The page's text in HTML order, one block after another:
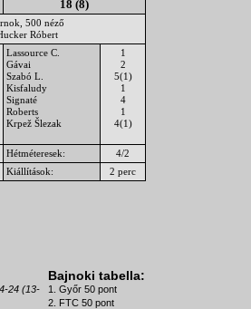
18 (8)
500 néző
Róbert
Lassource C.
Gávai
Szabó L.
Kisfaludy
Signaté
Roberts
Krpež Šlezak
1
2
5(1)
1
4
1
4(1)
Hétméteresek:
4/2
Kiállítások: 2 perc
24 (13-
Bajnoki tabella:
1. Győr 50 pont
2. FTC 50 pont